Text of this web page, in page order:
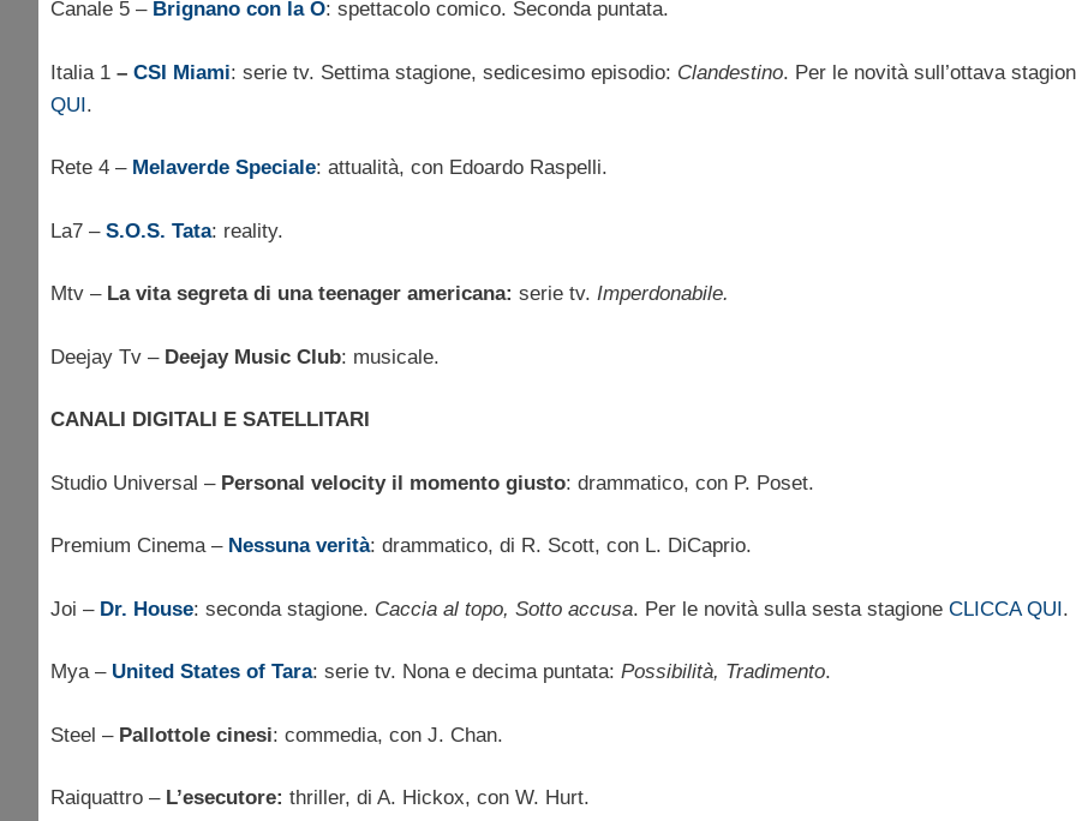
Canale 5 – Brignano con la O: spettacolo comico. Seconda puntata.
Italia 1 – CSI Miami: serie tv. Settima stagione, sedicesimo episodio: Clandestino. Per le novità sull’ottava
QUI.
Rete 4 – Melaverde Speciale: attualità, con Edoardo Raspelli.
La7 – S.O.S. Tata: reality.
Mtv – La vita segreta di una teenager americana: serie tv. Imperdonabile.
Deejay Tv – Deejay Music Club: musicale.
CANALI DIGITALI E SATELLITARI
Studio Universal – Personal velocity il momento giusto: drammatico, con P. Poset.
Premium Cinema – Nessuna verità: drammatico, di R. Scott, con L. DiCaprio.
Joi – Dr. House: seconda stagione. Caccia al topo, Sotto accusa. Per le novità sulla sesta stagione CLICCA QUI.
Mya – United States of Tara: serie tv. Nona e decima puntata: Possibilità, Tradimento.
Steel –Pallottole cinesi: commedia, con J. Chan.
Raiquattro – L’esecutore: thriller, di A. Hickox, con W. Hurt.